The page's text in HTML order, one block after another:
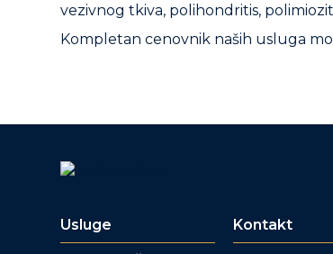
vezivnog tkiva, polihondritis,
Kompletan cenovnik naših usluga
Usluge Kontakt